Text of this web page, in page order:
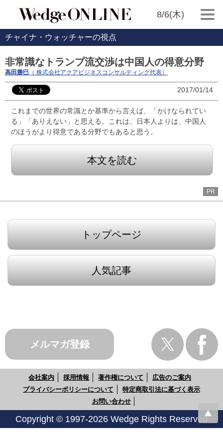
8/6(木)
チャイナ・ウォッチャーの視点
非常識なトランプ流交渉は中国人の得意分野
高田勝巳 （ 株式会社アクアビジネスコンサルティング代表）
2017/01/14
これまでの世界の常識とか基準から言えば、「かけなられてい
る」「ありえない」と思える。これは、日本人よりは、中国人
のほうがより得意である分野でもあると思う。
本文を読む
PR
トップページ
人気記事
メルマガ登録
会社案内 採用情報 著作権について
広告のご案内
プライバシーポリシーについて
特定商取引法に基づく表示
お問い合わせ
Copyright © 1997-2026 Wedge Rights Reserved